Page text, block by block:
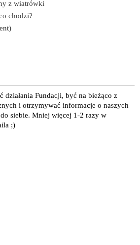
z wiatrówki
chodzi?
działania Fundacji, być na bieżąco z
i otrzymywać informacje o naszych
siebie. Mniej więcej 1-2 razy w
;)